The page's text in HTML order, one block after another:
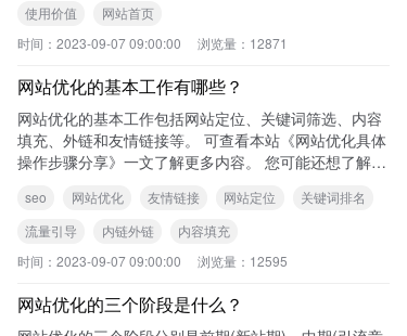
使用价值
网站首页
时间： 2023-09-07 09:00:00 浏览量： 12871
网站优化的基本工作有哪些？
网站优化的基本工作包括网站定位、关键词筛选、内容
填充、外链和友情链接等。 可查看本站《网站优化具体
操作步骤分享》一文了解更多内容。 您可能还想了解以
seo 网站优化 友情链接 网站定位
关键词排名
流量引导
内链外链
内容填充
时间： 2023-09-07 09:00:00 浏览量： 12595
网站优化的三个阶段是什么？